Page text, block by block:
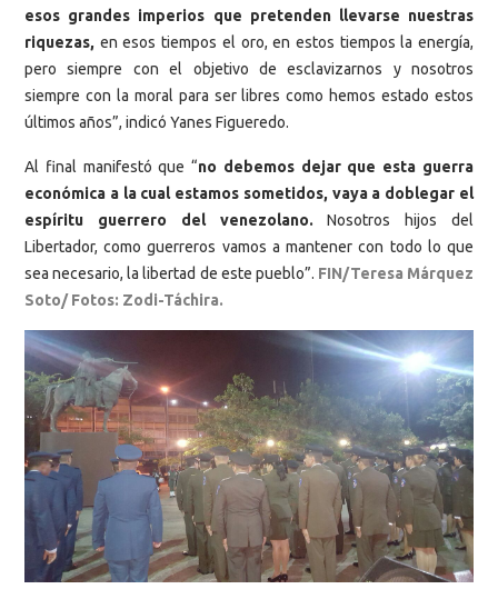
esos grandes imperios que pretenden llevarse nuestras
riquezas, en esos tiempos el oro, en estos tiempos la energía,
pero siempre con el objetivo de esclavizarnos y nosotros
siempre con la moral para ser libres como hemos estado estos
últimos años”, indicó Yanes Figueredo.
Al final manifestó que “no debemos dejar que esta guerra
económica a la cual estamos sometidos, vaya a doblegar el
espíritu guerrero del venezolano. Nosotros hijos del
Libertador, como guerreros vamos a mantener con todo lo que
sea necesario, la libertad de este pueblo”. FIN/Teresa Márquez
Soto/ Fotos: Zodi-Táchira.